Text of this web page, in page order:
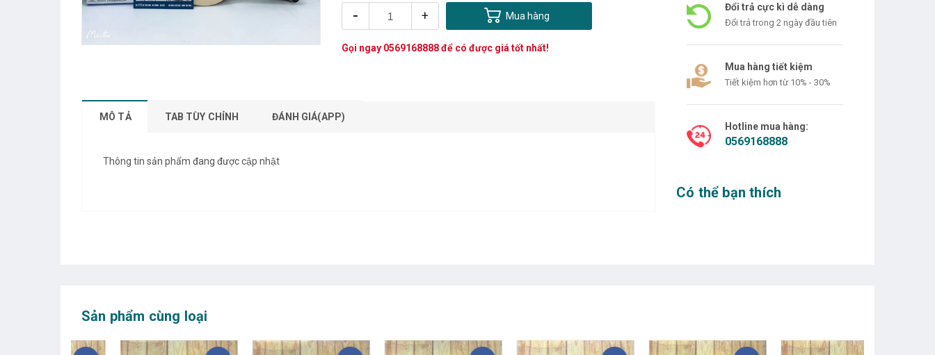
- + Mua hàng
Gọi ngay 0569168888để có được giá tốt nhất!
MÔ TẢ TAB TÙY CHỈNH ĐÁNH GIÁ(APP)
Thông tin sản phẩm đang được cập nhật
Đổi trả cực kì dễ dàng
Đổi trả trong 2 ngày đầu tiên
Mua hàng tiết kiệm
Tiết kiệm hơn từ 10% - 30%
Hotline mua hàng:
0569168888
Có thể bạn thích
Sản phẩm cùng loại